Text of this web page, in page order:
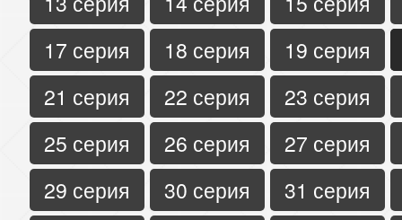
17 серия
18 серия
19 серия
21 серия
22 серия
23 серия
25 серия
26 серия
27 серия
29 серия
30 серия
31 серия